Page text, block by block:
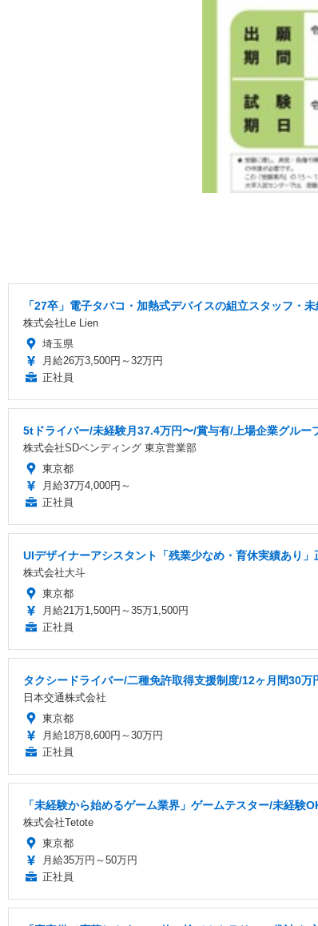
「27卒」電子タバコ・加熱式デバイスの組立スタッフ・
株式会社Le Lien
埼玉県
月給26万3,500円～32万円
正社員
5tドライバー/未経験月37.4万円〜/賞与有/上場企業グルー
株式会社SDベンディング 東京営業部
東京都
月給37万4,000円～
正社員
UIデザイナーアシスタント「残業少なめ・育休実績あり
株式会社大斗
東京都
月給21万1,500円～35万1,500円
正社員
タクシードライバー/二種免許取得支援制度/12ヶ月間30万
日本交通株式会社
東京都
月給18万8,600円～30万円
正社員
「未経験から始めるゲーム業界」ゲームテスター/未経験
株式会社Tetote
東京都
月給35万円～50万円
正社員